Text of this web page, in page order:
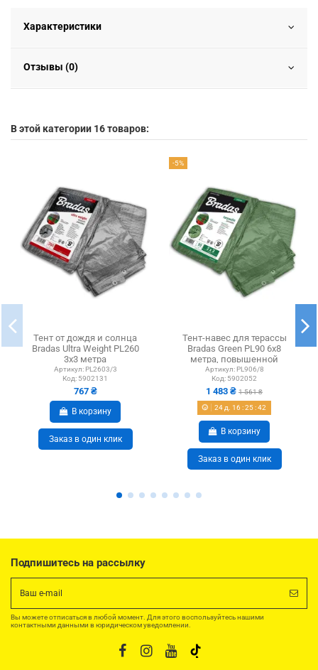
Характеристики
Отзывы (0)
В этой категории 16 товаров:
Тент от дождя и солнца
Bradas Ultra Weight PL260
3х3 метра
водонепроницаемый,
серый,...
Артикул: PL2603/3
Код: 5902131
767 ₴
В корзину
Заказ в один клик
-5%
Тент-навес для терассы
Bradas Green PL90 6х8
метра, повышенной
плотности,...
Артикул: PL906/8
Код: 5902052
1 483 ₴ 1 561 ₴
24д. 16 :25:42
В корзину
Заказ в один клик
Подпишитесь на рассылку
Вы можете отписаться в любой момент. Для этого воспользуйтесь нашими
контактными данными в юридическом уведомлении.